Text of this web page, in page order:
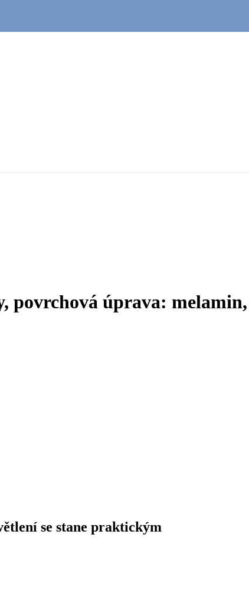
povrchová úprava: melamin,
se stane praktickým